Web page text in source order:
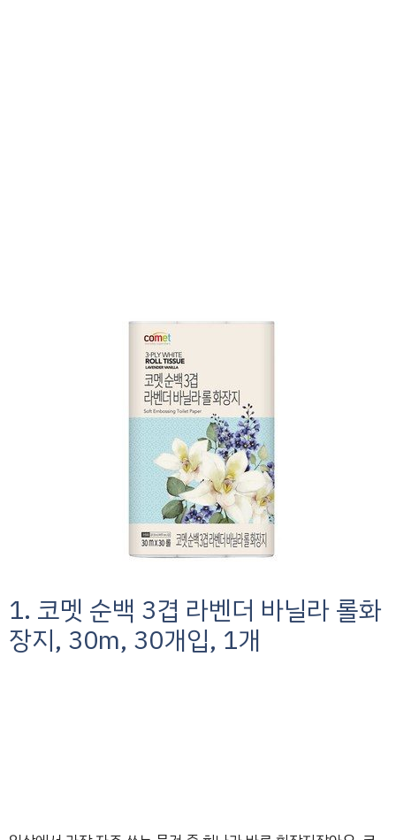
1. 코멧 순백 3겹 라벤더 바닐라 롤화
장지, 30m, 30개입, 1개